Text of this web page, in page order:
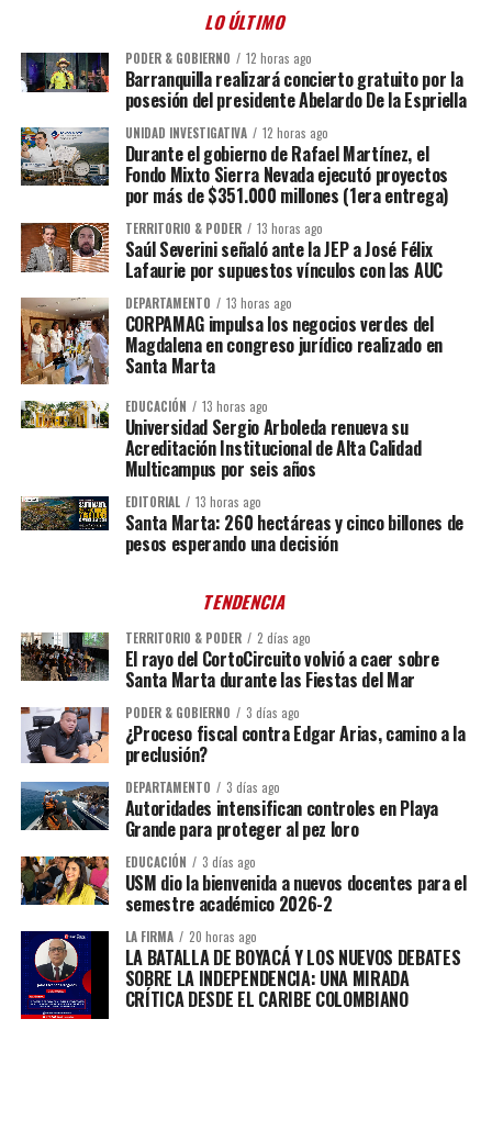
LO ÚLTIMO
PODER & GOBIERNO 12 horas ago
Barranquilla realizará concierto gratuito por la
posesión del presidente Abelardo De la Espriella
UNIDAD INVESTIGATIVA 12 horas ago
Durante el gobierno de Rafael Martínez, el
Fondo Mixto Sierra Nevada ejecutó proyectos
por más de $351.000 millones (1era entrega)
TERRITORIO & PODER 13 horas ago
Saúl Severini señaló ante la JEP a José Félix
Lafaurie por supuestos vínculos con las AUC
DEPARTAMENTO 13 horas ago
CORPAMAG impulsa los negocios verdes del
Magdalena en congreso jurídico realizado en
Santa Marta
EDUCACIÓN 13 horas ago
Universidad Sergio Arboleda renueva su
Acreditación Institucional de Alta Calidad
Multicampus por seis años
EDITORIAL 13 horas ago
Santa Marta: 260 hectáreas y cinco billones de
pesos esperando una decisión
TENDENCIA
TERRITORIO & PODER 2 días ago
El rayo del CortoCircuito volvió a caer sobre
Santa Marta durante las Fiestas del Mar
PODER & GOBIERNO 3 días ago
¿Proceso fiscal contra Edgar Arias, camino a la
preclusión?
DEPARTAMENTO 3 días ago
Autoridades intensifican controles en Playa
Grande para proteger al pez loro
EDUCACIÓN 3 días ago
USM dio la bienvenida a nuevos docentes para el
semestre académico 2026-2
LA FIRMA 20 horas ago
LA BATALLA DE BOYACÁ Y LOS NUEVOS DEBATES
SOBRE LA INDEPENDENCIA: UNA MIRADA
CRÍTICA DESDE EL CARIBE COLOMBIANO